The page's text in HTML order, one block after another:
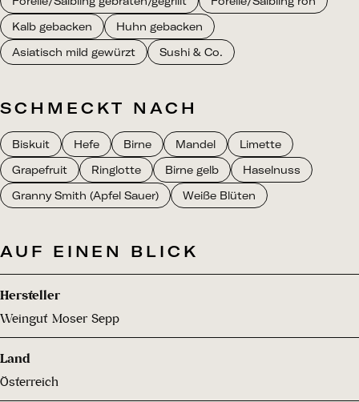
Kalb gebacken
Huhn gebacken
Asiatisch mild gewürzt
Sushi & Co.
SCHMECKT NACH
Biskuit Hefe Birne Mandel
Limette
Grapefruit
Ringlotte Birne gelb
Haselnuss
Granny Smith (Apfel Sauer)
Weiße Blüten
AUF EINEN BLICK
Hersteller
Weingut Moser Sepp
Land
Österreich